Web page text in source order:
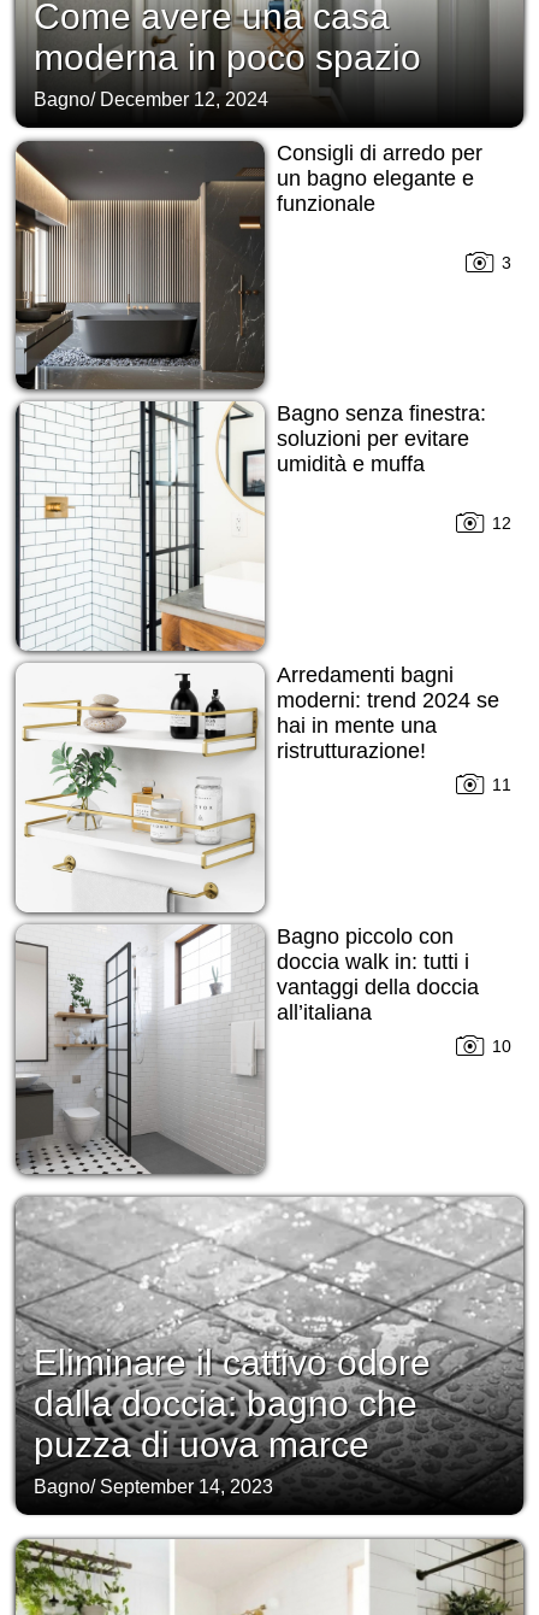
Come avere una casa
moderna in poco spazio
Bagno/ December 12, 2024
Consigli di arredo per
un bagno elegante e
funzionale
3
Bagno senza finestra:
soluzioni per evitare
umidità e muffa
12
Arredamenti bagni
moderni: trend 2024 se
hai in mente una
ristrutturazione!
11
Bagno piccolo con
doccia walk in: tutti i
vantaggi della doccia
all’italiana
10
Eliminare il cattivo odore
dalla doccia: bagno che
puzza di uova marce
Bagno/ September 14, 2023